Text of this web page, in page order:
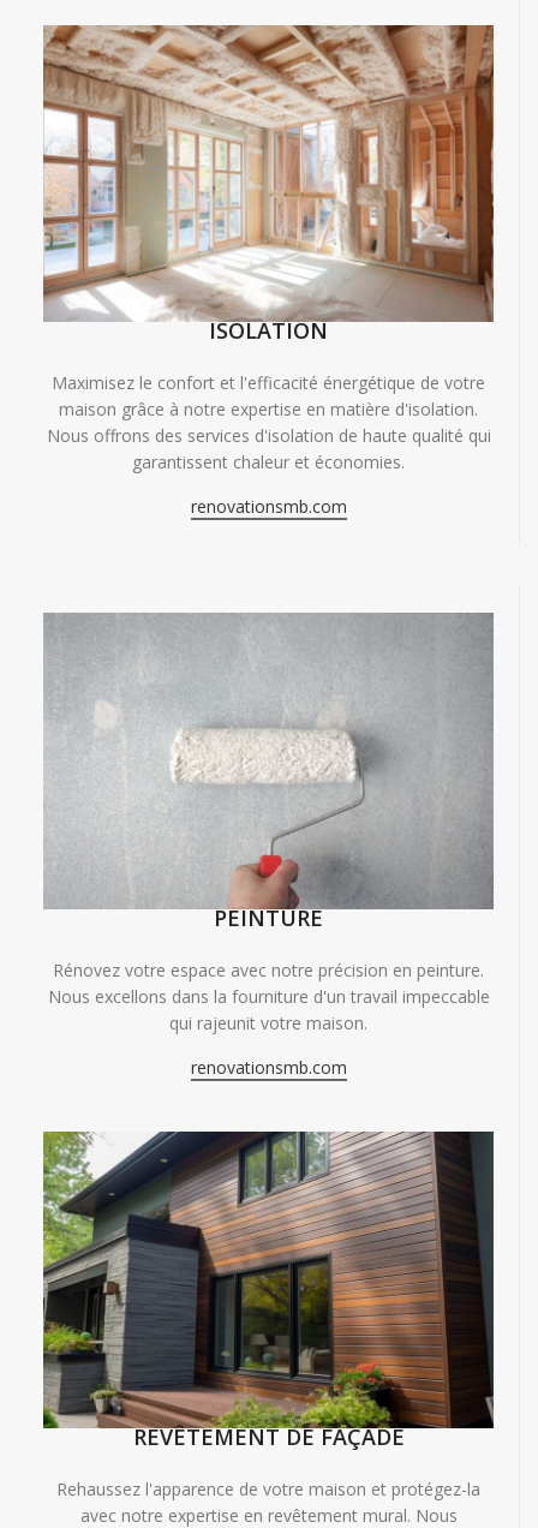
ISOLATION
Maximisez le confort et l'efficacité énergétique de votre
maison grâce à notre expertise en matière d'isolation.
Nous offrons des services d'isolation de haute qualité qui
garantissent chaleur et économies.
renovationsmb.com
PEINTURE
Rénovez votre espace avec notre précision en peinture.
Nous excellons dans la fourniture d'un travail impeccable
qui rajeunit votre maison.
renovationsmb.com
REVÊTEMENT DE FAÇADE
Rehaussez l'apparence de votre maison et protégez-la
avec notre expertise en revêtement mural. Nous